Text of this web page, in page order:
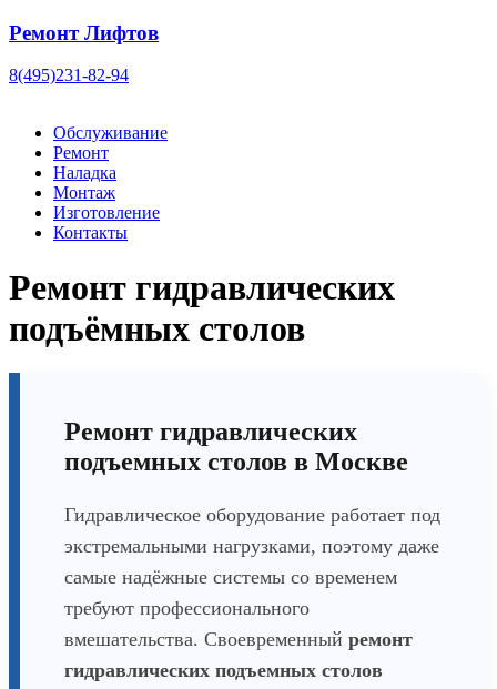
Ремонт Лифтов
8(495)231-82-94
Обслуживание
Ремонт
Наладка
Монтаж
Изготовление
Контакты
Pемонт гидравлических
подъёмных столов
Ремонт гидравлических
подъемных столов в Москве
Гидравлическое оборудование работает под
экстремальными нагрузками, поэтому даже
самые надёжные системы со временем
требуют профессионального
вмешательства. Своевременный ремонт
гидравлических подъемных столов